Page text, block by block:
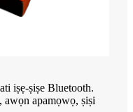
iṣẹ-ṣiṣe Bluetooth.
apamọwọ, ṣiṣi